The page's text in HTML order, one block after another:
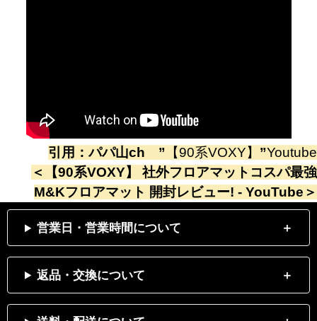
引用：パパ山ch ” 【90系VOXY】 ”Youtube
＜
【90系VOXY】 社外フロアマットコスパ最強
M&Kフロアマット 開封レビュー! - YouTube ＞
営業日・営業時間について
返品・交換について